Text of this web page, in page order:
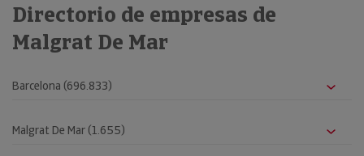
Directorio de empresas de
Malgrat De Mar